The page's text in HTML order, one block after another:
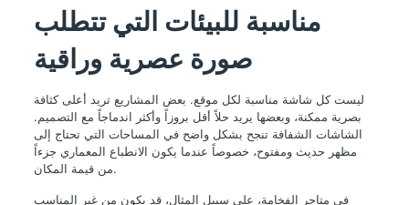
مناسبة للبيئات التي تتطلب
صورة عصرية وراقية
ليست كل شاشة مناسبة لكل موقع. بعض المشاريع تريد أعلى كثافة
بصرية ممكنة، وبعضها يريد حلاً أقل بروزاً وأكثر اندماجاً مع التصميم.
الشاشات الشفافة تنجح بشكل واضح في المساحات التي تحتاج إلى
مظهر حديث ومفتوح، خصوصاً عندما يكون الانطباع المعماري جزءاً
من قيمة المكان.
في متاجر الفخامة، على سبيل المثال، قد يكون من غير المناسب